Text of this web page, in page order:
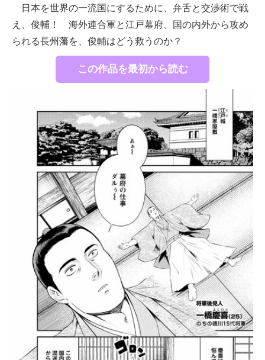
日本を世界の一流国にするために、弁舌と交渉術で戦
え、俊輔！ 海外連合軍と江戸幕府、国の内外から攻め
られる長州藩を、俊輔はどう救うのか？
この作品を最初から読む